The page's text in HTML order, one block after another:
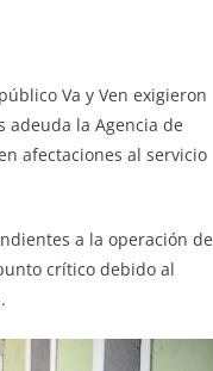
Va y Ven exigieron
adeuda la Agencia de
afectaciones al servicio
a la operación de
crítico debido al